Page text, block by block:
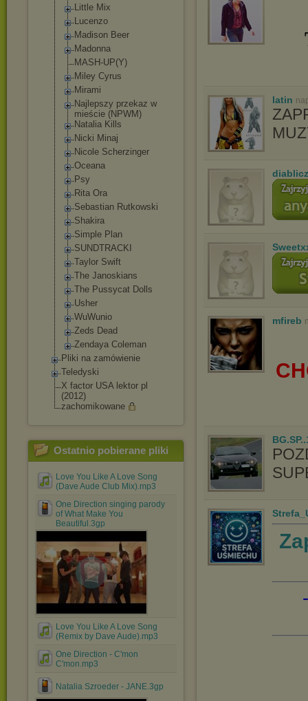
Little Mix
Lucenzo
Madison Beer
Madonna
MASH-UP(Y)
Miley Cyrus
Mirami
Najlepszy przekaz w
mieście (NPWM)
Natalia Kills
Nicki Minaj
Nicole Scherzinger
Oceana
Psy
Rita Ora
Sebastian Rutkowski
Shakira
Simple Plan
SUNDTRACKI
Taylor Swift
The Janoskians
The Pussycat Dolls
Usher
WuWunio
Zeds Dead
Zendaya Coleman
Pliki na zamówienie
Teledyski
X factor USA lektor pl
(2012)
zachomikowane
Ostatnio pobierane pliki
Love You Like A Love Song
(Dave Aude Club Mix).mp3
One Direction singing parody
of What Make You
Beautiful.3gp
Love You Like A Love Song
(Remix by Dave Aude).mp3
One Direction - C'mon
C'mon.mp3
Natalia Szroeder - JANE.3gp
latin
mfireb